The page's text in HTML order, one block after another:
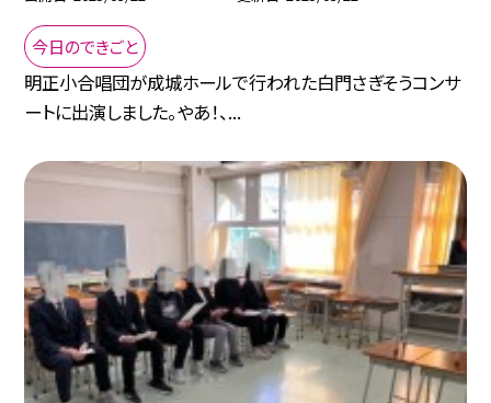
今日のできごと
明正小合唱団が成城ホールで行われた白門さぎそうコンサ
ートに出演しました。やあ！、...